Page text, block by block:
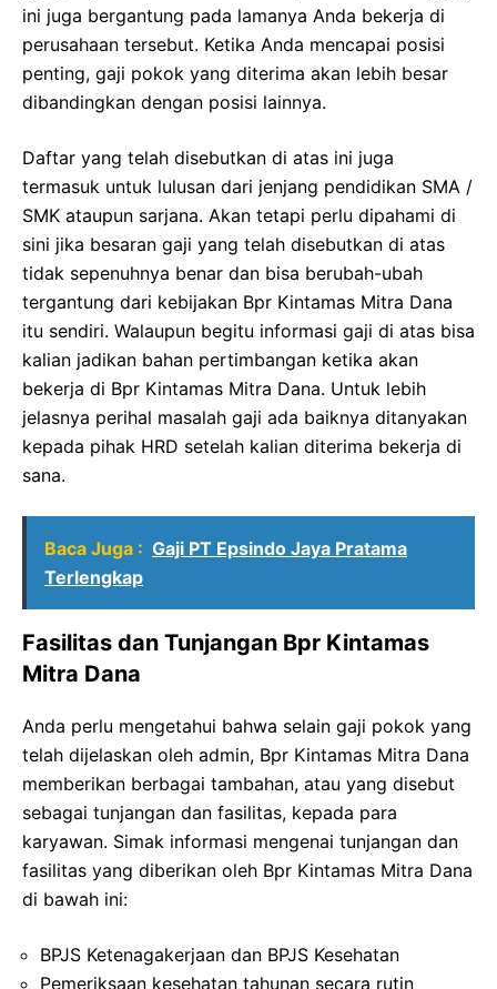
ini juga bergantung pada lamanya Anda bekerja di
perusahaan tersebut. Ketika Anda mencapai posisi
penting, gaji pokok yang diterima akan lebih besar
dibandingkan dengan posisi lainnya.
Daftar yang telah disebutkan di atas ini juga
termasuk untuk lulusan dari jenjang pendidikan SMA /
SMK ataupun sarjana. Akan tetapi perlu dipahami di
sini jika besaran gaji yang telah disebutkan di atas
tidak sepenuhnya benar dan bisa berubah-ubah
tergantung dari kebijakan Bpr Kintamas Mitra Dana
itu sendiri. Walaupun begitu informasi gaji di atas bisa
kalian jadikan bahan pertimbangan ketika akan
bekerja di Bpr Kintamas Mitra Dana. Untuk lebih
jelasnya perihal masalah gaji ada baiknya ditanyakan
kepada pihak HRD setelah kalian diterima bekerja di
sana.
Baca Juga : Gaji PT Epsindo Jaya Pratama
Terlengkap
Fasilitas dan Tunjangan Bpr Kintamas
Mitra Dana
Anda perlu mengetahui bahwa selain gaji pokok yang
telah dijelaskan oleh admin, Bpr Kintamas Mitra Dana
memberikan berbagai tambahan, atau yang disebut
sebagai tunjangan dan fasilitas, kepada para
karyawan. Simak informasi mengenai tunjangan dan
fasilitas yang diberikan oleh Bpr Kintamas Mitra Dana
di bawah ini:
BPJS Ketenagakerjaan dan BPJS Kesehatan
Pemeriksaan kesehatan tahunan secara rutin